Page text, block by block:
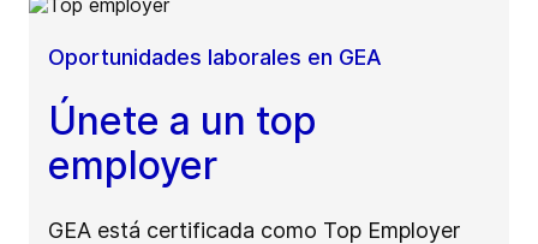
Oportunidades laborales en GEA
Únete a un top
employer
GEA está certificada como Top Employer